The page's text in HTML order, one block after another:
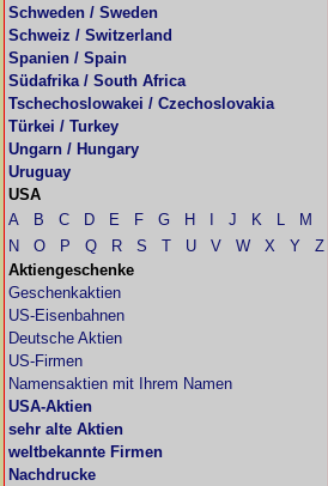
Schweden / Sweden
Schweiz / Switzerland
Spanien / Spain
Südafrika / South Africa
Tschechoslowakei / Czechoslovakia
Türkei / Turkey
Ungarn / Hungary
Uruguay
USA
A
B C D E F G H J K L
M
N
O P Q R S T U V W X Y
Z
Aktiengeschenke
Geschenkaktien
US-Eisenbahnen
Deutsche Aktien
US-Firmen
Namensaktien mit Ihrem Namen
USA-Aktien
sehr alte Aktien
weltbekannte Firmen
Nachdrucke